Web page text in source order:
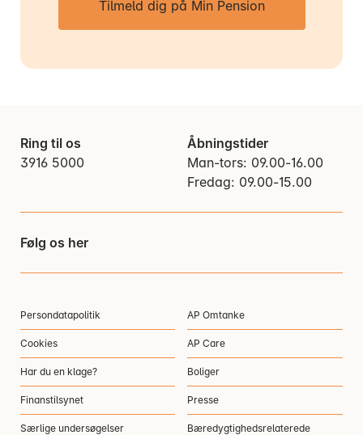
Tilmeld dig på Min Pension
Ring til os
3916 5000
Åbningstider
Man-tors: 09.00-16.00
Fredag: 09.00-15.00
Følg os her
Persondatapolitik
Cookies
Har du en klage?
Finanstilsynet
Særlige undersøgelser
AP Omtanke
AP Care
Boliger
Presse
Bæredygtighedsrelaterede